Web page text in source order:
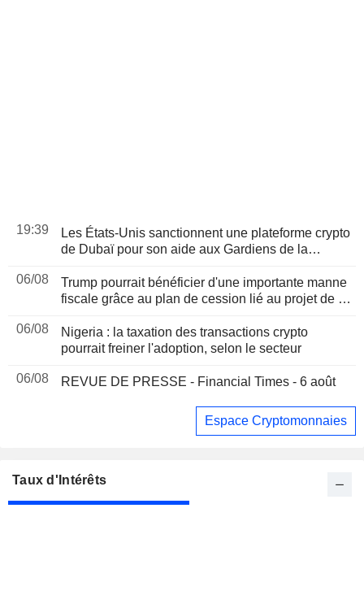
19:39
Les États-Unis sanctionnent une plateforme crypto
de Dubaï pour son aide aux Gardiens de la
06/08
Trump pourrait bénéficier d'une importante manne
fiscale grâce au plan de cession lié au projet de loi
06/08
Nigeria : la taxation des transactions crypto
pourrait freiner l'adoption, selon le secteur
06/08 REVUE DE PRESSE - Financial Times - 6 août
Espace Cryptomonnaies
Taux d'Intérêts